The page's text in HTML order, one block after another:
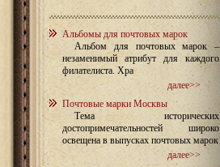
Альбомы для почтовых марок
Альбом для почтовых марок –
незаменимый атрибут для каждого
филателиста. Хра
далее>>
Почтовые марки Москвы
Тема исторических
достопримечательностей широко
освещена в выпусках почтовых марок
далее>>